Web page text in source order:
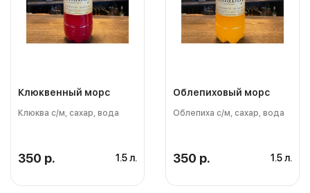
Клюквенный морс
Клюква с/м, сахар, вода
350 р. 1.5 л.
Облепиховый морс
Облепиха с/м, сахар, вода
350 р. 1.5 л.